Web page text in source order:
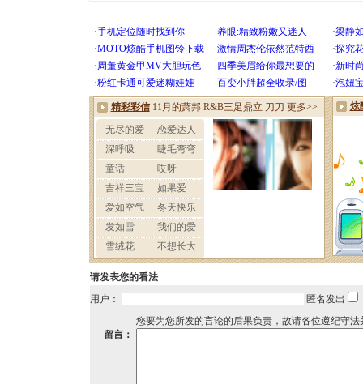
请发表您的看法
用户：
匿名发出
您要为您所发的言论的后果负责，故请各位遵纪守
留言：